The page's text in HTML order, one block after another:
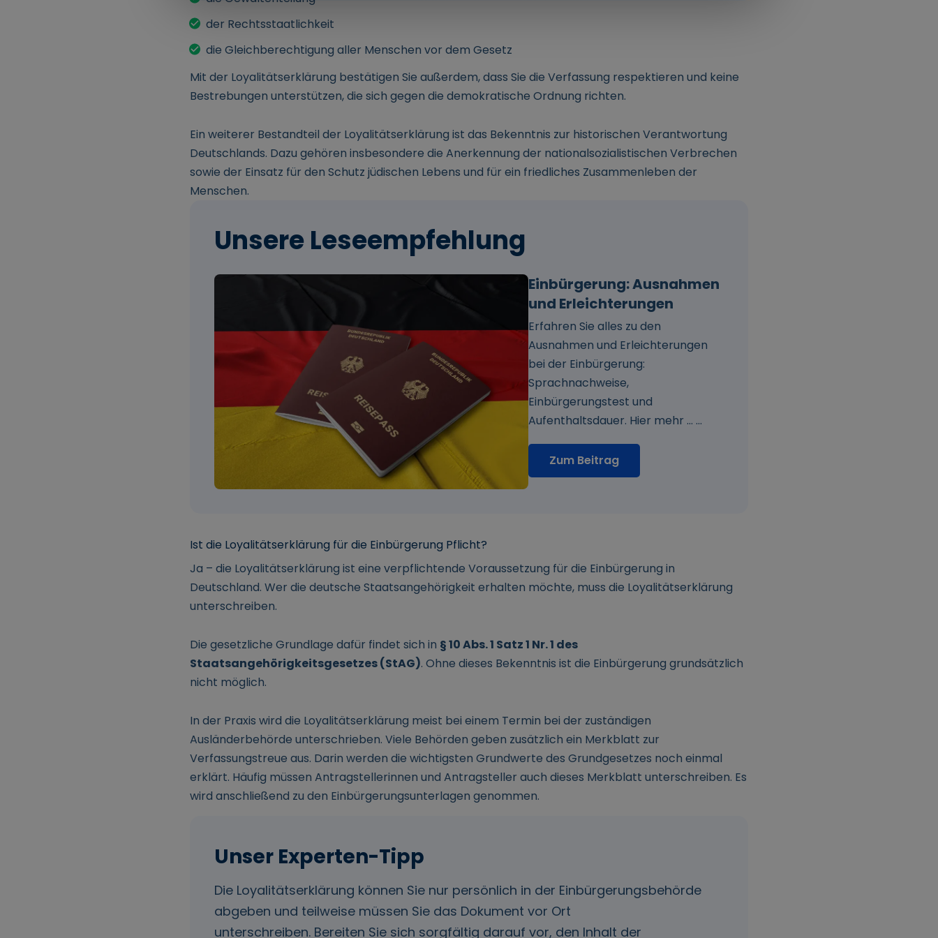
der Rechtsstaatlichkeit
die Gleichberechtigung aller Menschen vor dem Gesetz
Mit der Loyalitätserklärung bestätigen Sie außerdem, dass Sie die Verfassung respektieren und keine
Bestrebungen unterstützen, die sich gegen die demokratische Ordnung richten.
Ein weiterer Bestandteil der Loyalitätserklärung ist das Bekenntnis zur historischen Verantwortung
Deutschlands. Dazu gehören insbesondere die Anerkennung der nationalsozialistischen Verbrechen
sowie der Einsatz für den Schutz jüdischen Lebens und für ein friedliches Zusammenleben der
Menschen.
Unsere Leseempfehlung
Einbürgerung: Ausnahmen
und Erleichterungen
Erfahren Sie alles zu den
Ausnahmen und Erleichterungen
bei der Einbürgerung:
Sprachnachweise,
Einbürgerungstest und
Aufenthaltsdauer. Hier mehr … ...
Zum Beitrag
Ist die Loyalitätserklärung für die Einbürgerung Pflicht?
Ja – die Loyalitätserklärung ist eine verpflichtende Voraussetzung für die Einbürgerung in
Deutschland. Wer die deutsche Staatsangehörigkeit erhalten möchte, muss die Loyalitätserklärung
unterschreiben.
Die gesetzliche Grundlage dafür findet sich in § 10 Abs. 1 Satz 1 Nr. 1 des
Staatsangehörigkeitsgesetzes (StAG). Ohne dieses Bekenntnis ist die Einbürgerung grundsätzlich
nicht möglich.
In der Praxis wird die Loyalitätserklärung meist bei einem Termin bei der zuständigen
Ausländerbehörde unterschrieben. Viele Behörden geben zusätzlich ein Merkblatt zur
Verfassungstreue aus. Darin werden die wichtigsten Grundwerte des Grundgesetzes noch einmal
erklärt. Häufig müssen Antragstellerinnen und Antragsteller auch dieses Merkblatt unterschreiben. Es
wird anschließend zu den Einbürgerungsunterlagen genommen.
Die Loyalitätserklärung können Sie nur persönlich in der Einbürgerungsbehörde
abgeben und teilweise müssen Sie das Dokument vor Ort
unterschreiben. Bereiten Sie sich sorgfältig darauf vor, den Inhalt der